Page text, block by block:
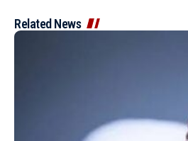
Related News